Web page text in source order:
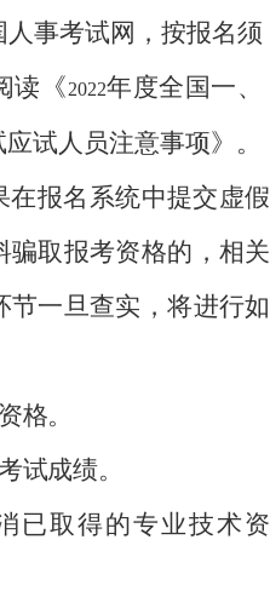
人事考试网，按报名须
读《2022年度全国一、
试人员注意事项》。
在报名系统中提交虚假
骗取报考资格的，相关
一旦查实，将进行如
格。
试成绩。
已取得的专业技术资